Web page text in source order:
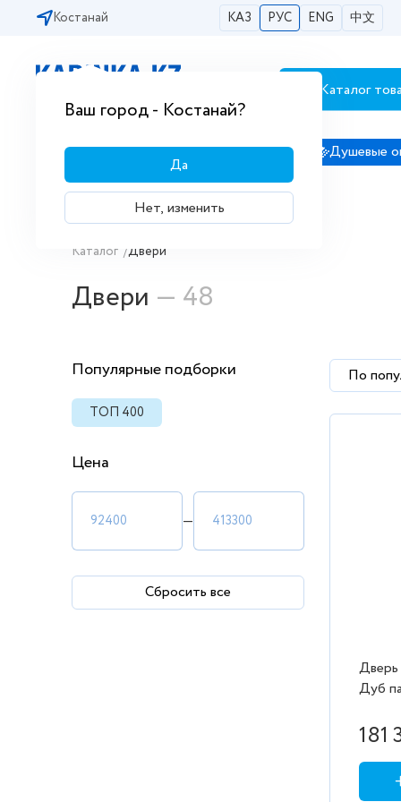
Костанай КАЗ РУС ENG 中文
Ваш город - Костанай?
Да
Нет, изменить
Бесплатная доставка по городам РК
Каталог
Сантехника Душевые кабины Душевые
Купить Двери в интернет
Каталог /Двери
Двери — 48
Популярные подборки
ТОП 400
Цена
—
Сбросить все
По
Дуб
181